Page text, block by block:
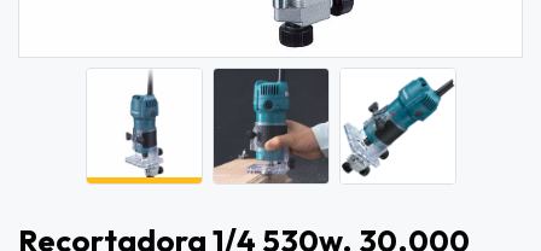
Recortadora 1/4 530w. 30.000